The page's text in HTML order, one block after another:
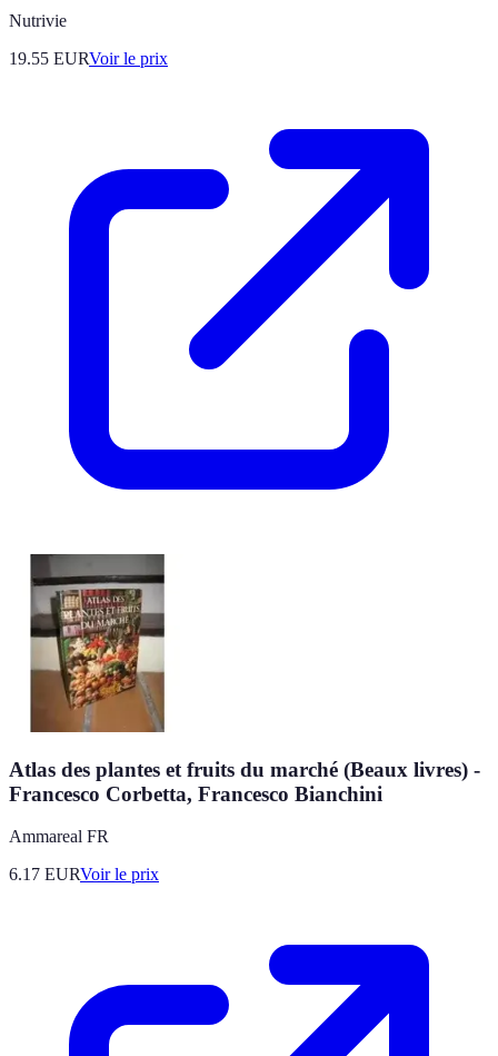
Nutrivie
19.55 EURVoir le prix
Atlas des plantes et fruits du marché (Beaux livres) -
Francesco Corbetta, Francesco Bianchini
Ammareal FR
6.17 EURVoir le prix